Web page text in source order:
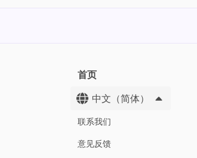
首页
中文（简体）
联系我们
意见反馈